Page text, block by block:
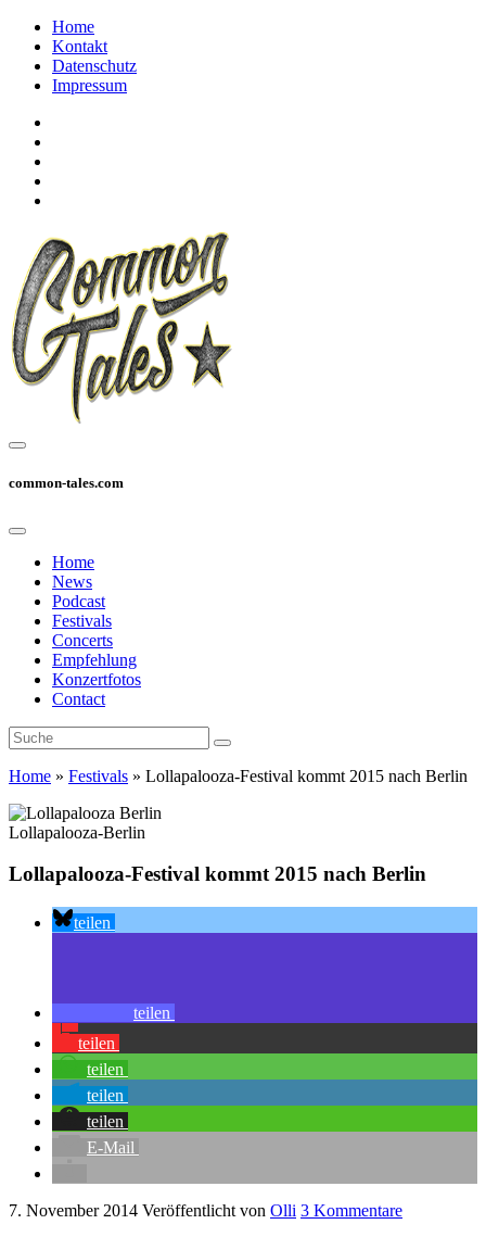
Home
Kontakt
Datenschutz
Impressum
common-tales.com
Home
News
Podcast
Festivals
Concerts
Empfehlung
Konzertfotos
Contact
Home » Festivals » Lollapalooza-Festival kommt 2015 nach Berlin
Lollapalooza-Berlin
Lollapalooza-Festival kommt 2015 nach Berlin
teilen
teilen
teilen
teilen
teilen
teilen
E-Mail
7. November 2014 Veröffentlicht von Olli 3 Kommentare